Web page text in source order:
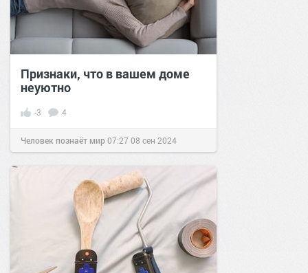
Признаки, что в вашем доме
неуютно
-3 4
Человек познаёт мир07:27 08 сен 2024